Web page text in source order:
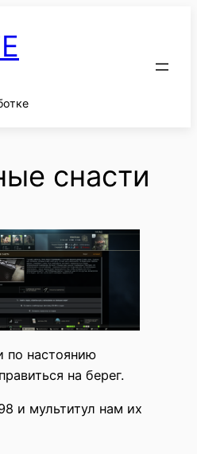
снасти
по настоянию
на берег.
и мультитул нам их